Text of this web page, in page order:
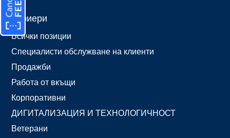
Кариери
Всички позиции
Специалисти обслужване на клиенти
Продажби
Работа от вкъщи
Корпоративни
ДИГИТАЛИЗАЦИЯ И ТЕХНОЛОГИЧНОСТ
Ветерани